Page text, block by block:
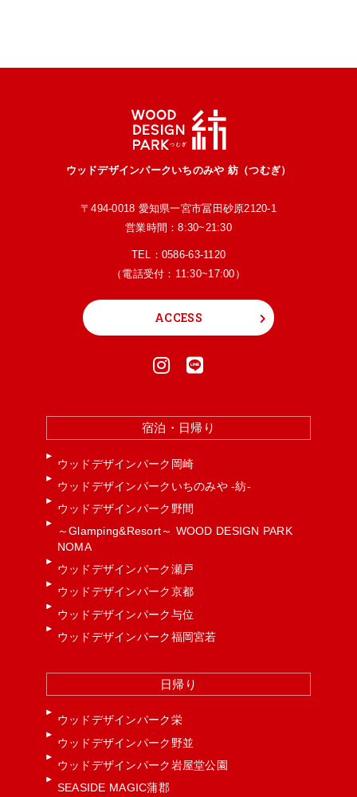
ウッドデザインパークいちのみや 紡（つむぎ）
〒494-0018 愛知県一宮市冨田砂原2120-1
営業時間：8:30~21:30
TEL： 0586-63-1120
（電話受付：11:30~17:00）
ACCESS
宿泊・日帰り
ウッドデザインパーク岡崎
ウッドデザインパークいちのみや -紡-
ウッドデザインパーク野間
～Glamping&Resort～ WOOD DESIGN PARK
NOMA
ウッドデザインパーク瀬戸
ウッドデザインパーク京都
ウッドデザインパーク与位
ウッドデザインパーク福岡宮若
日帰り
ウッドデザインパーク栄
ウッドデザインパーク野並
ウッドデザインパーク岩屋堂公園
SEASIDE MAGIC蒲郡